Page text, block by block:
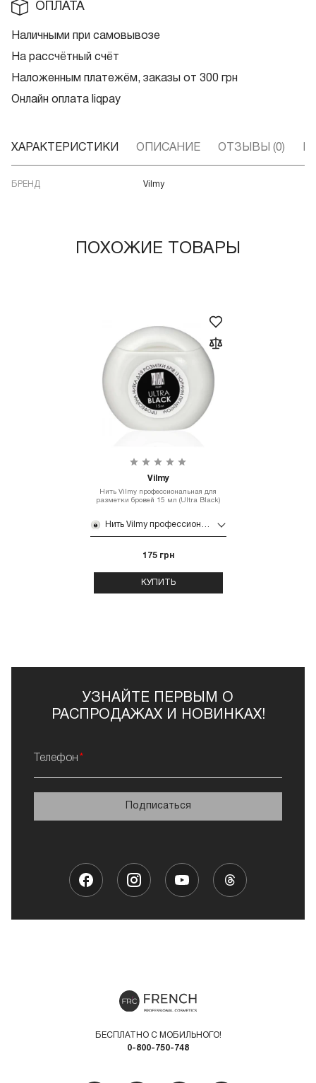
ОПЛАТА
Наличными при самовывозе
На рассчётный счёт
Наложенным платежём, заказы от 300 грн
Онлайн оплата liqpay
ХАРАКТЕРИСТИКИ ОПИСАНИЕ ОТЗЫВЫ (0)
БРЕНД Vilmy
ПОХОЖИЕ ТОВАРЫ
Vilmy
Нить Vilmy профессиональная для
разметки бровей 15 мл (Ultra Black)
Нить Vilmy профессиональная для разметки бровей 15 мл (Ultra Black)
175 грн
КУПИТЬ
УЗНАЙТЕ ПЕРВЫМ О
РАСПРОДАЖАХ И НОВИНКАХ!
Телефон
Подписаться
БЕСПЛАТНО С МОБИЛЬНОГО!
0-800-750-748